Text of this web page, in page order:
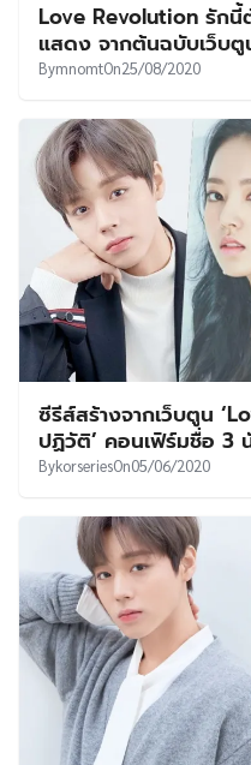
Love Revolution รัก
แสดง จากต้นฉบับเว็บตู
BymnomtOn25/08/2020
ซีรีส์สร้างจากเว็บตูน
ปฏิวัติ’ คอนเฟิร์มชื่อ 3
BykorseriesOn05/06/2020